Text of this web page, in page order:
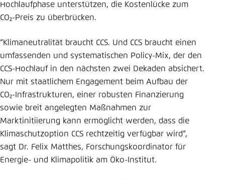
Hochlaufphase unterstützen, die Kostenlücke zum
CO₂-Preis zu überbrücken.
“Klimaneutralität braucht CCS. Und CCS braucht einen
umfassenden und systematischen Policy-Mix, der den
CCS-Hochlauf in den nächsten zwei Dekaden absichert.
Nur mit staatlichem Engagement beim Aufbau der
CO₂-Infrastrukturen, einer robusten Finanzierung
sowie breit angelegten Maßnahmen zur
Marktinitiierung kann ermöglicht werden, dass die
Klimaschutzoption CCS rechtzeitig verfügbar wird“,
sagt Dr. Felix Matthes, Forschungskoordinator für
Energie- und Klimapolitik am Öko-Institut.